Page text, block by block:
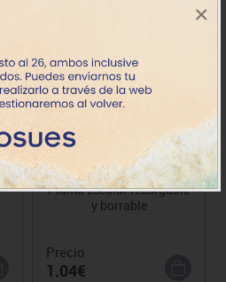
×
Novedad
Pluma escolar recargable
y borrable
Precio
1.04€